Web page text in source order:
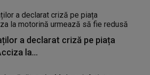
a declarat criză pe piața
la...